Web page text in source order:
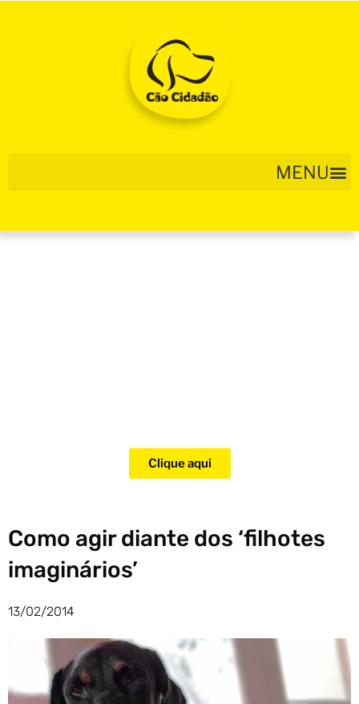
Clique aqui
Como agir diante dos ‘filhotes
imaginários’
13/02/2014